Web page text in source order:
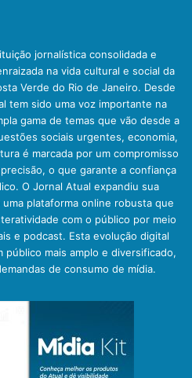
jornalística consolidada e
na vida cultural e social da
Verde do Rio de Janeiro. Desde
tem sido uma voz importante na
gama de temas que vão desde a
sociais urgentes, economia,
é marcada por um compromisso
o que garante a confiança
O Jornal Atual expandiu sua
plataforma online robusta que
com o público por meio
e podcast. Esta evolução digital
público mais amplo e diversificado,
de consumo de mídia.